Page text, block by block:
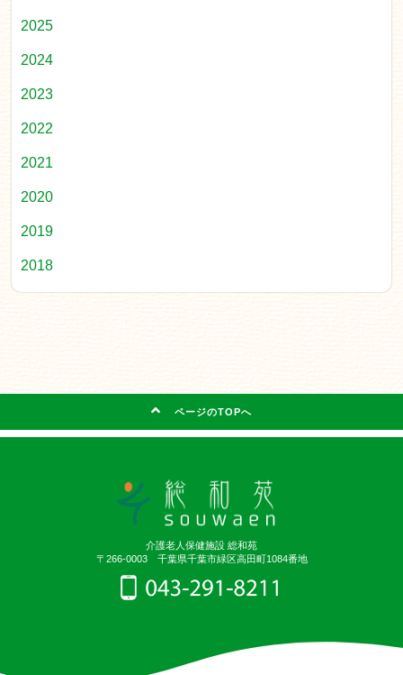
2025
2024
2023
2022
2021
2020
2019
2018
ページのTOPへ
介護老人保健施設 総和苑
〒266-0003 千葉県千葉市緑区高田町1084番地